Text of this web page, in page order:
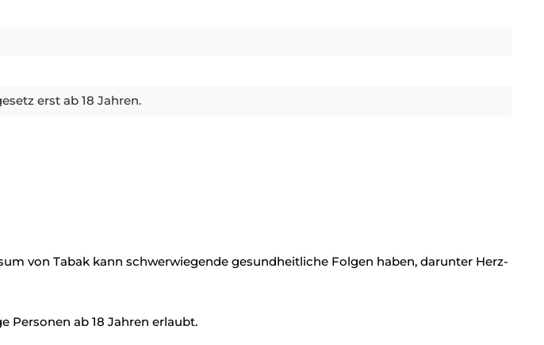
erst ab 18 Jahren.
von Tabak kann schwerwiegende gesundheitliche Folgen haben, darunter Herz-
Personen ab 18 Jahren erlaubt.